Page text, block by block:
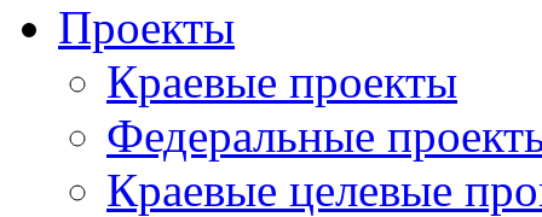
Проекты
Краевые проекты
Федеральные
Краевые целевые